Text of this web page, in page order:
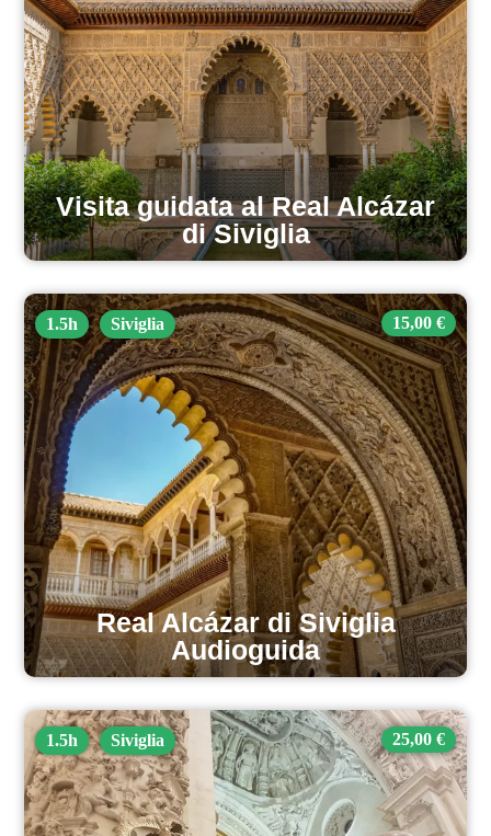
Visita guidata al Real Alcázar
di Siviglia
1.5h Siviglia 15,00 €
Real Alcázar di Siviglia
Audioguida
1.5h Siviglia 25,00 €